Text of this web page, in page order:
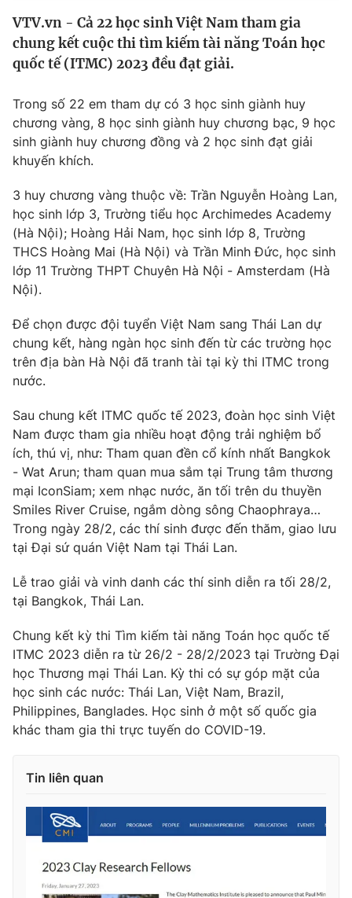
Thế giới
Tin tức
Câu chuyện quốc tế
Kinh tế
Tài chính
Thị trường
Góc doanh nghiệp
Dữ liệu và đời sống
Truyền hình
Phim VTV
Hậu trường
Nhân vật
Khán giả
Giải sao mai
Giải trí
Điện ảnh
Âm nhạc
Đời sống
Du lịch
Làm đẹp
Chất lượng cuộc sống
Giáo dục
Tuyển sinh
Học trực tuyến
Công nghệ
Hitech Công nghệ tương lai
Sản phẩm
Thị trường
Tư vấn
Lịch phát sóng
Chuyên mục khác
Emagazine Podcast
Photo Infographic
VTV Money VTV Thể thao
VTV Sức khoẻ Bất động sản
VTV9
Liên hệ tòa soạn English
VTV.vn - Cả 22 học sinh Việt Nam tham gia
chung kết cuộc thi tìm kiếm tài năng Toán học
quốc tế (ITMC) 2023 đều đạt giải.
Trong số 22 em tham dự có 3 học sinh giành huy
chương vàng, 8 học sinh giành huy chương bạc, 9 học
sinh giành huy chương đồng và 2 học sinh đạt giải
khuyến khích.
3 huy chương vàng thuộc về: Trần Nguyễn Hoàng Lan,
học sinh lớp 3, Trường tiểu học Archimedes Academy
(Hà Nội); Hoàng Hải Nam, học sinh lớp 8, Trường
THCS Hoàng Mai (Hà Nội) và Trần Minh Đức, học sinh
lớp 11 Trường THPT Chuyên Hà Nội - Amsterdam (Hà
Nội).
Để chọn được đội tuyển Việt Nam sang Thái Lan dự
chung kết, hàng ngàn học sinh đến từ các trường học
trên địa bàn Hà Nội đã tranh tài tại kỳ thi ITMC trong
nước.
Sau chung kết ITMC quốc tế 2023, đoàn học sinh Việt
Nam được tham gia nhiều hoạt động trải nghiệm bổ
ích, thú vị, như: Tham quan đền cổ kính nhất Bangkok
- Wat Arun; tham quan mua sắm tại Trung tâm thương
mại IconSiam; xem nhạc nước, ăn tối trên du thuyền
Smiles River Cruise, ngắm dòng sông Chaophraya…
Trong ngày 28/2, các thí sinh được đến thăm, giao lưu
tại Đại sứ quán Việt Nam tại Thái Lan.
Lễ trao giải và vinh danh các thí sinh diễn ra tối 28/2,
tại Bangkok, Thái Lan.
Chung kết kỳ thi Tìm kiếm tài năng Toán học quốc tế
ITMC 2023 diễn ra từ 26/2 - 28/2/2023 tại Trường Đại
học Thương mại Thái Lan. Kỳ thi có sự góp mặt của
học sinh các nước: Thái Lan, Việt Nam, Brazil,
Philippines, Banglades. Học sinh ở một số quốc gia
khác tham gia thi trực tuyến do COVID-19.
Tin liên quan